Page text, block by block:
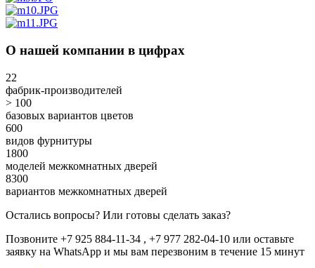
О нашей компании в цифрах
22
фабрик-производителей
> 100
базовых вариантов цветов
600
видов фурнитуры
1800
моделей межкомнатных дверей
8300
вариантов межкомнатных дверей
Остались вопросы? Или готовы сделать заказ?
Позвоните +7 925 884-11-34 , +7 977 282-04-10 или оставьте
заявку на WhatsApp и мы вам перезвоним в течение 15 минут